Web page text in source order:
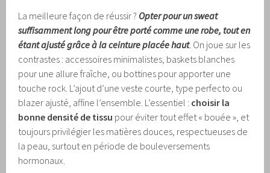
La meilleure façon de réussir ? Opter pour un sweat
suffisamment long pour être porté comme une robe, tout en
étant ajusté grâce à la ceinture placée haut. On joue sur les
contrastes : accessoires minimalistes, baskets blanches
pour une allure fraîche, ou bottines pour apporter une
touche rock. L’ajout d’une veste courte, type perfecto ou
blazer ajusté, affine l’ensemble. L’essentiel : choisir la
bonne densité de tissu pour éviter tout effet « bouée », et
toujours privilégier les matières douces, respectueuses de
la peau, surtout en période de bouleversements
hormonaux.